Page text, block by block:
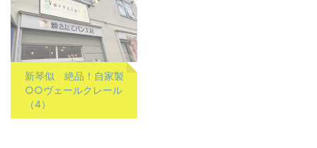
新琴似 絶品！自家製
○○ヴェールクレール
（4）